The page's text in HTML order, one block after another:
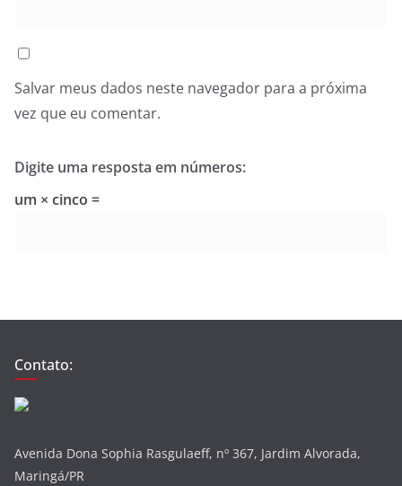
Salvar meus dados neste navegador para a próxima
vez que eu comentar.
Digite uma resposta em números:
um × cinco =
Contato:
Avenida Dona Sophia Rasgulaeff, nº 367, Jardim Alvorada,
Maringá/PR